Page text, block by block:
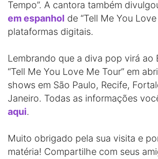
Tempo”. A cantora também
em espanhol de “Tell Me You
plataformas digitais.
Lembrando que a diva pop virá ao
“Tell Me You Love Me Tour” em
shows em São Paulo, Recife,
Janeiro. Todas as informações
aqui.
Muito obrigado pela sua visita e
matéria! Compartilhe com seus